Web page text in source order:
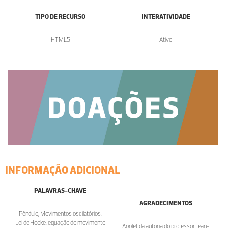
TIPO DE RECURSO
HTML5
INTERATIVIDADE
Ativo
INFORMAÇÃO ADICIONAL
PALAVRAS-CHAVE
Pêndulo, Movimentos oscilatórios,
Lei de Hooke, equação do movimento
AGRADECIMENTOS
Applet da autoria do professor Jean-